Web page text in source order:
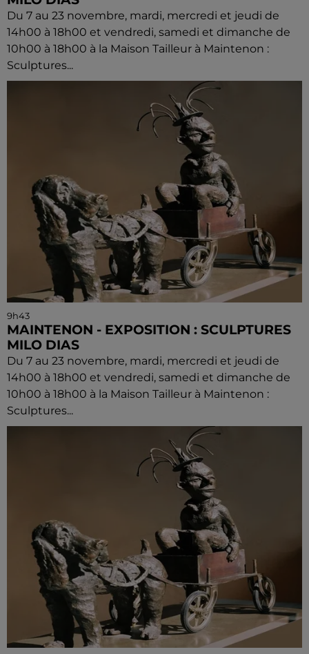
Du 7 au 23 novembre, mardi, mercredi et jeudi de
14h00 à 18h00 et vendredi, samedi et dimanche de
10h00 à 18h00 à la Maison Tailleur à Maintenon :
Sculptures...
9h43
MAINTENON - EXPOSITION : SCULPTURES
MILO DIAS
Du 7 au 23 novembre, mardi, mercredi et jeudi de
14h00 à 18h00 et vendredi, samedi et dimanche de
10h00 à 18h00 à la Maison Tailleur à Maintenon :
Sculptures...